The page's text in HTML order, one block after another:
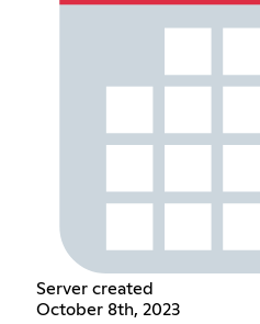
Server created
October 8th, 2023